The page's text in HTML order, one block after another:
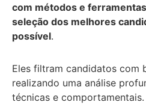
com métodos e
seleção dos melhores
possível.
Eles filtram candidatos com
realizando uma análise
técnicas e